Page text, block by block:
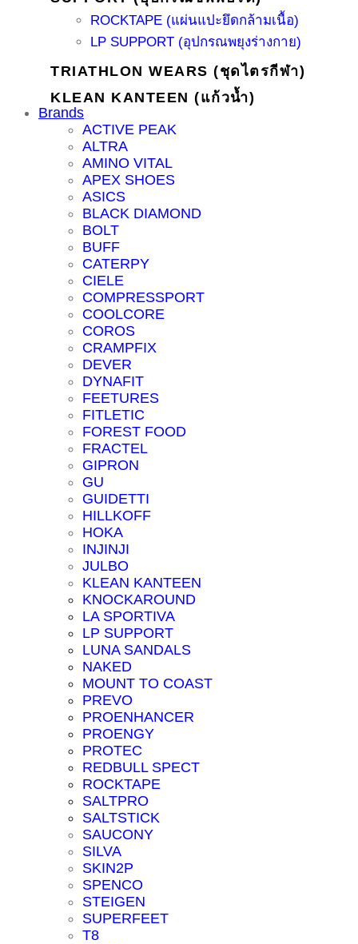
ROCKTAPE (แผ่นแปะยึดกล้ามเนื้อ)
LP SUPPORT (อุปกรณพยุงร่างกาย)
TRIATHLON WEARS (ชุดไตรกีฬา)
KLEAN KANTEEN (แก้วน้ำ)
Brands
ACTIVE PEAK
ALTRA
AMINO VITAL
APEX SHOES
ASICS
BLACK DIAMOND
BOLT
BUFF
CATERPY
CIELE
COMPRESSPORT
COOLCORE
COROS
CRAMPFIX
DEVER
DYNAFIT
FEETURES
FITLETIC
FOREST FOOD
FRACTEL
GIPRON
GU
GUIDETTI
HILLKOFF
HOKA
INJINJI
JULBO
KLEAN KANTEEN
KNOCKAROUND
LA SPORTIVA
LP SUPPORT
LUNA SANDALS
NAKED
MOUNT TO COAST
PREVO
PROENHANCER
PROENGY
PROTEC
REDBULL SPECT
ROCKTAPE
SALTPRO
SALTSTICK
SAUCONY
SILVA
SKIN2P
SPENCO
STEIGEN
SUPERFEET
T8